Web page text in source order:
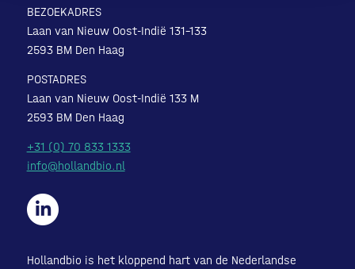
BEZOEKADRES
Laan van Nieuw Oost-Indië 131-133
2593 BM Den Haag
POSTADRES
Laan van Nieuw Oost-Indië 133 M
2593 BM Den Haag
+31 (0) 70 833 1333
info@hollandbio.nl
Hollandbio is het kloppend hart van de Nederlandse